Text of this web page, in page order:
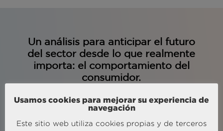
Un análisis para anticipar el futuro
del sector desde lo que realmente
importa: el comportamiento del
consumidor.
Usamos cookies para mejorar su experiencia de
navegación
Este sitio web utiliza cookies propias y de terceros